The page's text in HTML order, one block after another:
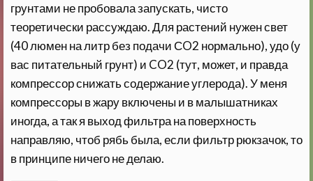
грунтами не пробовала запускать, чисто
теоретически рассуждаю. Для растений нужен свет
(40 люмен на литр без подачи СO2 нормально), удо (у
вас питательный грунт) и CO2 (тут, может, и правда
компрессор снижать содержание углерода). У меня
компрессоры в жару включены и в малышатниках
иногда, а так я выход фильтра на поверхность
направляю, чтоб рябь была, если фильтр рюкзачок, то
в принципе ничего не делаю.